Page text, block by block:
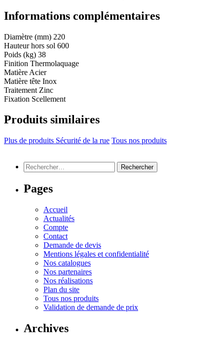
Informations complémentaires
Diamètre (mm) 220
Hauteur hors sol 600
Poids (kg) 38
Finition Thermolaquage
Matière Acier
Matière tête Inox
Traitement Zinc
Fixation Scellement
Produits similaires
Plus de produits Sécurité de la rue Tous nos produits
Rechercher :
Pages
Accueil
Actualités
Compte
Contact
Demande de devis
Mentions légales et confidentialité
Nos catalogues
Nos partenaires
Nos réalisations
Plan du site
Tous nos produits
Validation de demande de prix
Archives